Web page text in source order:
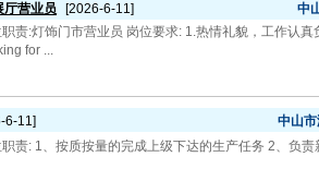
厅营业员 [2026-6-11] 中
职责:灯饰门市营业员 岗位要求: 1.热情礼貌，工作认
for ...
6-11] 中山
职责: 1、按质按量的完成上级下达的生产任务 2、负